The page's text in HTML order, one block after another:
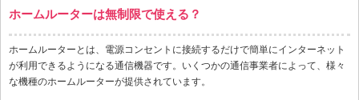
ホームルーターは無制限で使える？
ホームルーターとは、電源コンセントに接続するだけで簡単にインターネット
が利用できるようになる通信機器です。いくつかの通信事業者によって、様々
な機種のホームルーターが提供されています。